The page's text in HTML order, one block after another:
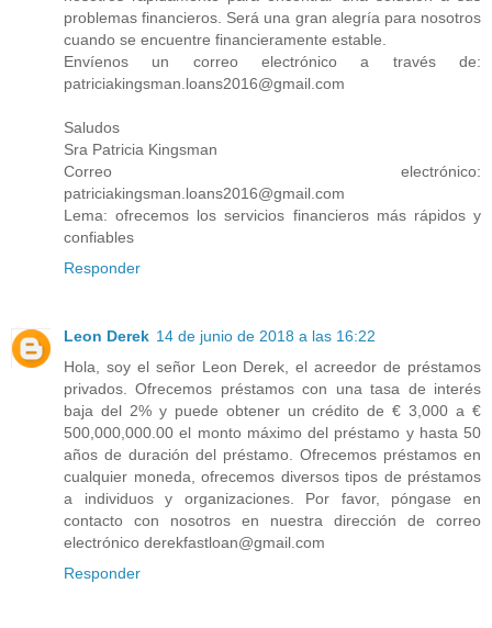
problemas financieros. Será una gran alegría para nosotros
cuando se encuentre financieramente estable.
Envíenos un correo electrónico a través de:
patriciakingsman.loans2016@gmail.com
Saludos
Sra Patricia Kingsman
Correo electrónico:
patriciakingsman.loans2016@gmail.com
Lema: ofrecemos los servicios financieros más rápidos y
confiables
Responder
Leon Derek 14 de junio de 2018 a las 16:22
Hola, soy el señor Leon Derek, el acreedor de préstamos
privados. Ofrecemos préstamos con una tasa de interés
baja del 2% y puede obtener un crédito de € 3,000 a €
500,000,000.00 el monto máximo del préstamo y hasta 50
años de duración del préstamo. Ofrecemos préstamos en
cualquier moneda, ofrecemos diversos tipos de préstamos
a individuos y organizaciones. Por favor, póngase en
contacto con nosotros en nuestra dirección de correo
electrónico derekfastloan@gmail.com
Responder